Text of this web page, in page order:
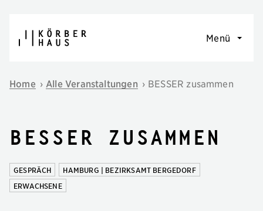
Menü
Home › Alle Veranstaltungen › BESSER zusammen
BESSER zusammen
GESPRÄCH
HAMBURG | BEZIRKSAMT BERGEDORF
ERWACHSENE